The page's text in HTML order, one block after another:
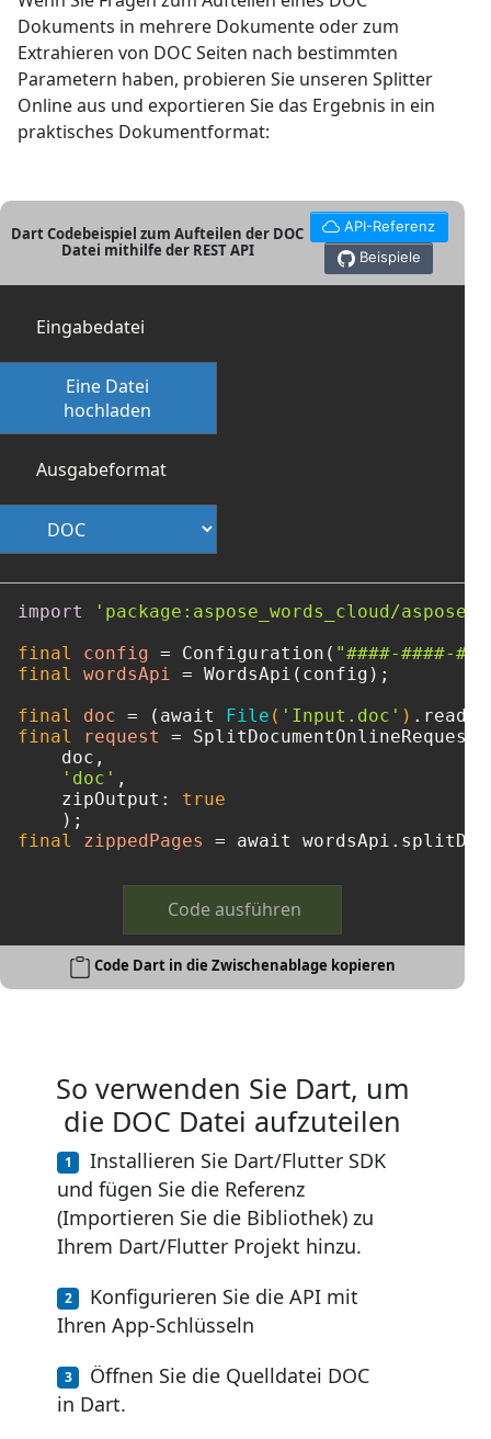
Dokuments in mehrere Dokumente oder zum
Extrahieren von DOC Seiten nach bestimmten
Parametern haben, probieren Sie unseren Splitter
Online aus und exportieren Sie das Ergebnis in ein
praktisches Dokumentformat:
Dart Codebeispiel zum Aufteilen der DOC
Datei mithilfe der REST API
API-Referenz
Beispiele
Eingabedatei
Eine Datei
hochladen
Ausgabeformat
import
'package:aspose_words_cloud/
final
config = Configuration( "####-####-
final
wordsApi = WordsApi(config);
final
doc = (await File ( 'Input.doc' )
final
request = SplitDocumentOnlineRequest(
    doc,
'doc' ,
    zipOutput:
true
final
zippedPages = await
Code ausführen
Code Dart in die Zwischenablage kopieren
So verwenden Sie Dart, um
die DOC Datei aufzuteilen
Installieren Sie Dart/Flutter SDK
und fügen Sie die Referenz
(Importieren Sie die Bibliothek) zu
Ihrem Dart/Flutter Projekt hinzu.
Konfigurieren Sie die API mit
Ihren App-Schlüsseln
Öffnen Sie die Quelldatei DOC
in Dart.